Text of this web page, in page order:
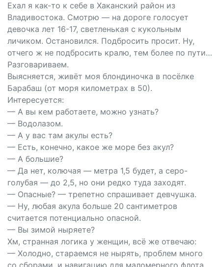
Ехал я как-то к себе в Хаканский район из
Владивостока. Смотрю — на дороге голосует
девочка лет 16-17, светленькая с кукольным
личиком. Остановился. Подбросить просит. Ну,
отчего ж не подбросить кралю, тем более по пути…
Разговариваем.
Выясняется, живёт моя блондиночка в посёлке
Барабаш (от моря километрах в 50).
Интересуется:
— А вы кем работаете, можно узнать?
— Водолазом.
— А у вас там акулы есть?
— Есть, конечно, какое же море без акул?
— А большие?
— Да нет, колючая — метра 1,5 будет, а серо-
голубая — до 2,5, но они редко туда заходят.
— Опасные? — трепетно спрашивает девчушка.
— Ну, любая акула больше 20 сантиметров
считается потенциально опасной.
— Вы зимой ныряете?
Хм, странная логика у женщин, всё же отвечаю:
— Холодно, стараемся не нырять, проблем много
со сборами, и навигацию для маломерного флота